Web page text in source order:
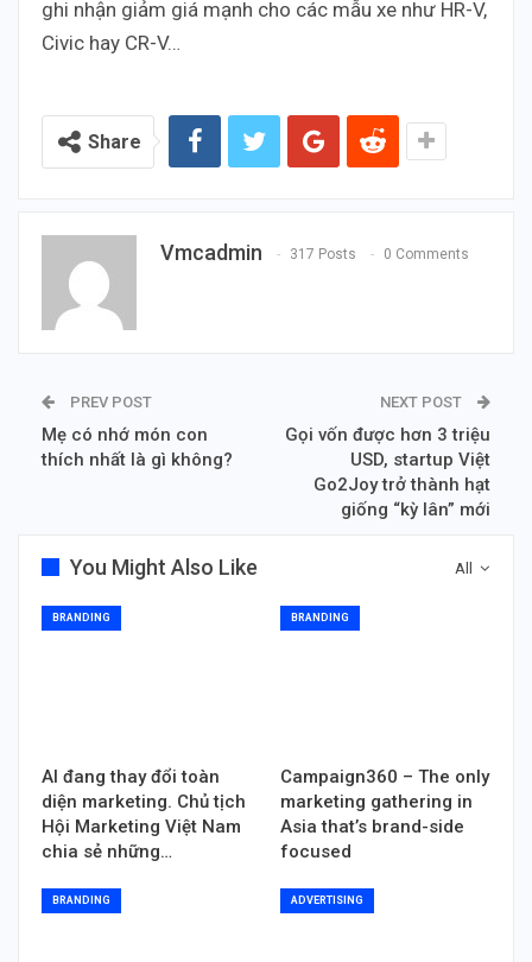
ghi nhận giảm giá mạnh cho các mẫu xe như HR-V,
Civic hay CR-V…
Share
Vmcadmin 317 Posts 0 Comments
PREV POST
Mẹ có nhớ món con
thích nhất là gì không?
NEXT POST
Gọi vốn được hơn 3 triệu
USD, startup Việt
Go2Joy trở thành hạt
giống “kỳ lân” mới
All
You Might Also Like
BRANDING
AI đang thay đổi toàn
diện marketing. Chủ tịch
Hội Marketing Việt Nam
chia sẻ những…
BRANDING
Campaign360 – The only
marketing gathering in
Asia that’s brand-side
focused
BRANDING ADVERTISING